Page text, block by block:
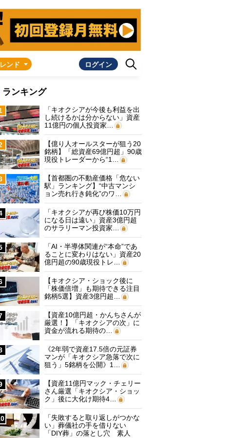
ンド ログイン
ランキング
「キオクシアが今後も利益を出
し続けるかは分からない」資産
11億円の個人投資家…
【億り人オールスターが狙う20
銘柄】「総資産69億円超」90歳
現役トレーダーから“1…
【首都圏の不動産価格「危ない
駅」ランキング】“中古マンシ
ョン売れ行き鈍化”のワ…
「キオクシアが再び株価10万円
になる日は遠い」資産3億円超
のサラリーマン投資家…
「AI・半導体関連が“本命”であ
ることに変わりはない」資産20
億円超の90歳現役トレ…
【キオクシア・ショック後に
「株価倍増」も期待できる注目
銘柄5選】資産3億円超…
【資産10億円超・かんちさんが
厳選！】「キオクシアの次」に
資金が流れる期待の…
《2年弱で資産17.5倍の元証券
マンが「キオクシア急落で次に
狙う」5銘柄を公開》1…
【資産11億円マック・チェリー
さん厳選「キオクシア・ショッ
ク」後に大化け期待4…
「失敗すると取り返しがつかな
い」葬儀社の手を借りない
「DIY葬」の落とし穴 素人